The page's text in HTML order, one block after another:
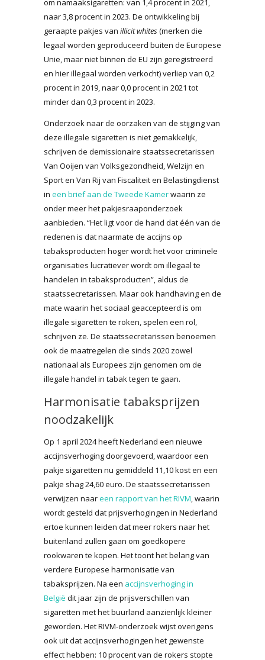
om namaaksigaretten: van 1,4 procent in 2021,
naar 3,8 procent in 2023. De ontwikkeling bij
geraapte pakjes van illicit whites(merken die
legaal worden geproduceerd buiten de Europese
Unie, maar niet binnen de EU zijn geregistreerd
en hier illegaal worden verkocht) verliep van 0,2
procent in 2019, naar 0,0 procent in 2021 tot
minder dan 0,3 procent in 2023.
Onderzoek naar de oorzaken van de stijging van
deze illegale sigaretten is niet gemakkelijk,
schrijven de demissionaire staatssecretarissen
Van Ooijen van Volksgezondheid, Welzijn en
Sport en Van Rij van Fiscaliteit en Belastingdienst
in een brief aan de Tweede Kamerwaarin ze
onder meer het pakjesraaponderzoek
aanbieden. “Het ligt voor de hand dat één van de
redenen is dat naarmate de accijns op
tabaksproducten hoger wordt het voor criminele
organisaties lucratiever wordt om illegaal te
handelen in tabaksproducten”, aldus de
staatssecretarissen. Maar ook handhaving en de
mate waarin het sociaal geaccepteerd is om
illegale sigaretten te roken, spelen een rol,
schrijven ze. De staatssecretarissen benoemen
ook de maatregelen die sinds 2020 zowel
nationaal als Europees zijn genomen om de
illegale handel in tabak tegen te gaan.
Harmonisatie tabaksprijzen
noodzakelijk
Op 1 april 2024 heeft Nederland een nieuwe
accijnsverhoging doorgevoerd, waardoor een
pakje sigaretten nu gemiddeld 11,10 kost en een
pakje shag 24,60 euro. De staatssecretarissen
verwijzen naareen rapport van het RIVM, waarin
wordt gesteld dat prijsverhogingen in Nederland
ertoe kunnen leiden dat meer rokers naar het
buitenland zullen gaan om goedkopere
rookwaren te kopen. Het toont het belang van
verdere Europese harmonisatie van
tabaksprijzen. Na een accijnsverhoging in
België dit jaar zijn de prijsverschillen van
sigaretten met het buurland aanzienlijk kleiner
geworden. Het RIVM-onderzoek wijst overigens
ook uit dat accijnsverhogingen het gewenste
effect hebben: 10 procent van de rokers stopte